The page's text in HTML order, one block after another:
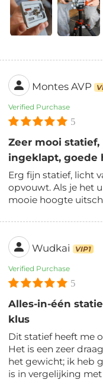
Montes AVP
Verified Purchase
5
Zeer mooi
ingeklapt, goede
Erg fijn statief, licht
opvouwt. Als je het
mooie hoogte
Wudkai VIP1
Verified Purchase
5
Alles-in-één
klus
Dit statief heeft me
Het is een zeer
het gewicht; ik heb
is in vergelijking